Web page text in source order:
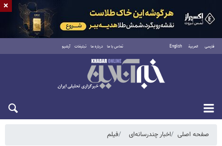
فارسی العربية English تماس با ما درباره ما تبلیغات آرشیو
پنجشنبه ۱۵ مرداد ۱۴۰۵
صفحه اصلی اخبار چندرسانه‌ای فیلم
×